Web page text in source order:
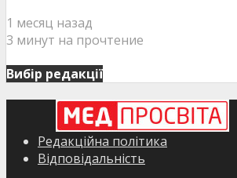
1 месяц назад
3 минут на прочтение
Вибір редакції
Редакційна політика
Відповідальність